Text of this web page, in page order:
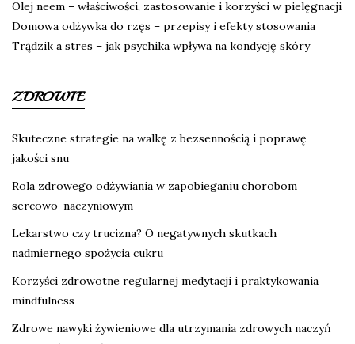
Olej neem – właściwości, zastosowanie i korzyści w pielęgnacji
Domowa odżywka do rzęs – przepisy i efekty stosowania
Trądzik a stres – jak psychika wpływa na kondycję skóry
ZDROWIE
Skuteczne strategie na walkę z bezsennością i poprawę
jakości snu
Rola zdrowego odżywiania w zapobieganiu chorobom
sercowo-naczyniowym
Lekarstwo czy trucizna? O negatywnych skutkach
nadmiernego spożycia cukru
Korzyści zdrowotne regularnej medytacji i praktykowania
mindfulness
Zdrowe nawyki żywieniowe dla utrzymania zdrowych naczyń